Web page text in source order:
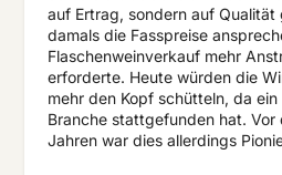
auf Ertrag, sondern auf
damals die Fasspreise
Flaschenweinverkauf mehr
erforderte. Heute würden die
mehr den Kopf schütteln, da
Branche stattgefunden hat.
Jahren war dies allerdings